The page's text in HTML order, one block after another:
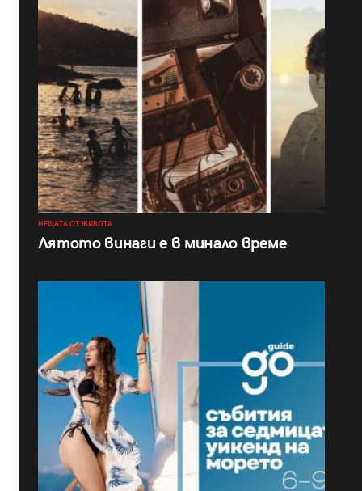
НЕЩАТА ОТ ЖИВОТА
Лятото винаги е в минало време